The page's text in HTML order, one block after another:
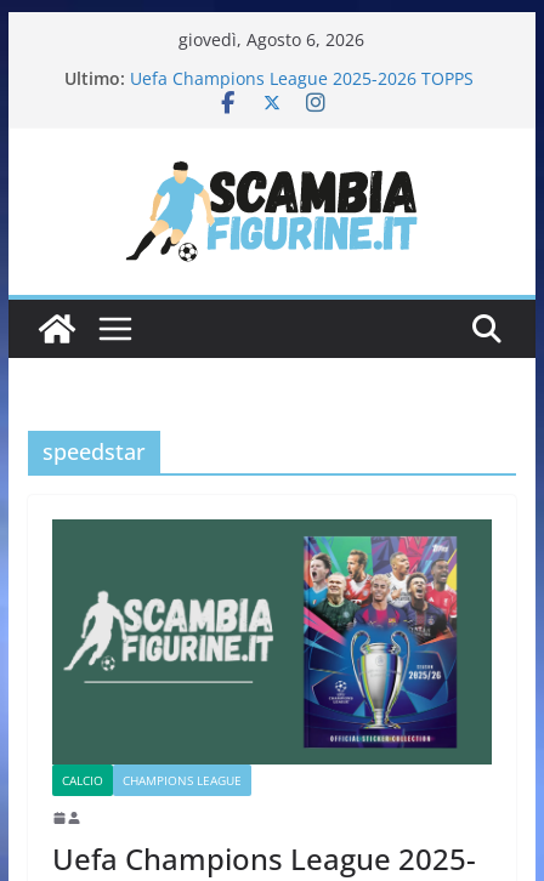
giovedì, Agosto 6, 2026
Ultimo: Uefa Champions League 2025-2026 TOPPS
Fifa World Cup 2026 PANINI
Calciatori Serie B BKT 2025-2026 PANINI
speedstar
CALCIO CHAMPIONS LEAGUE
Uefa Champions League 2025-